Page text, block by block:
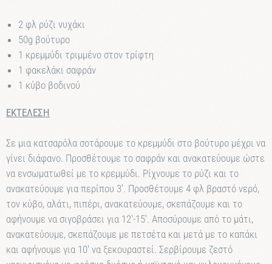
2 φλ ρύζι νυχάκι
50g βούτυρο
1 κρεμμύδι τριμμένο στον τρίφτη
1 φακελάκι σαφράν
1 κύβο βοδινού
ΕΚΤΕΛΕΣΗ
Σε μια κατσαρόλα σοτάρουμε το κρεμμύδι στο βούτυρο μέχρι να
γίνει διάφανο. Προσθέτουμε το σαφράν και ανακατεύουμε ώστε
να ενσωματωθεί με το κρεμμύδι. Ρίχνουμε το ρύζι και το
ανακατεύουμε για περίπου 3′. Προσθέτουμε 4 φλ βραστό νερό,
τον κύβο, αλάτι, πιπέρι, ανακατεύουμε, σκεπάζουμε και το
αφήνουμε να σιγοβράσει για 12′-15′. Αποσύρουμε από το μάτι,
ανακατεύουμε, σκεπάζουμε με πετσέτα και μετά με το καπάκι
και αφήνουμε για 10′ να ξεκουραστεί. Σερβίρουμε ζεστό